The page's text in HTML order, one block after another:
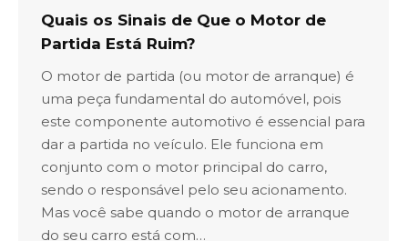
Quais os Sinais de Que o Motor de
Partida Está Ruim?
O motor de partida (ou motor de arranque) é
uma peça fundamental do automóvel, pois
este componente automotivo é essencial para
dar a partida no veículo. Ele funciona em
conjunto com o motor principal do carro,
sendo o responsável pelo seu acionamento.
Mas você sabe quando o motor de arranque
do seu carro está com…